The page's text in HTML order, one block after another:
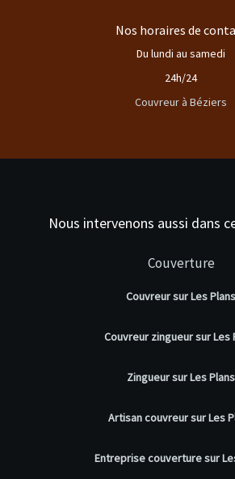
Nos horaires de
Du lundi au samedi
24h/24
Couvreur à Béziers
Nous intervenons aussi dans
Couverture
Couvreur sur Les Plans
Couvreur zingueur sur Les
Zingueur sur Les Plans
Artisan couvreur sur Les
Entreprise couverture sur